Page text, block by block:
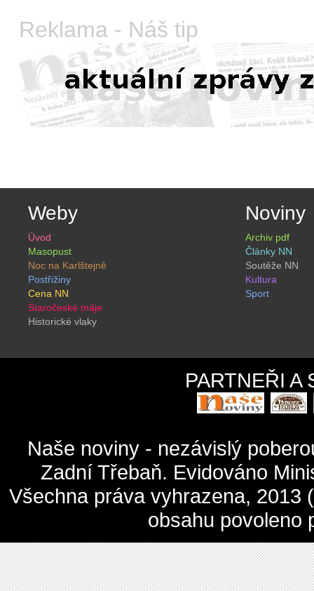
Reklama - Náš tip
Weby
Úvod
Masopust
Noc na Karlštejně
Postřižiny
Cena NN
Staročeské máje
Historické vlaky
Noviny
Archiv pdf
Články NN
Soutěže NN
Kultura
Sport
PARTNEŘI A
Naše noviny - nezávislý
Zadní Třebaň. Evidováno
Všechna práva vyhrazena,
obsahu povoleno